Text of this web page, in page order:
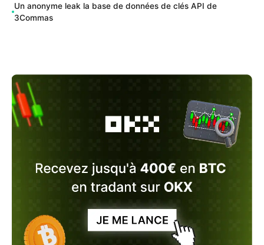
Un anonyme leak la base de données de clés API de
3Commas